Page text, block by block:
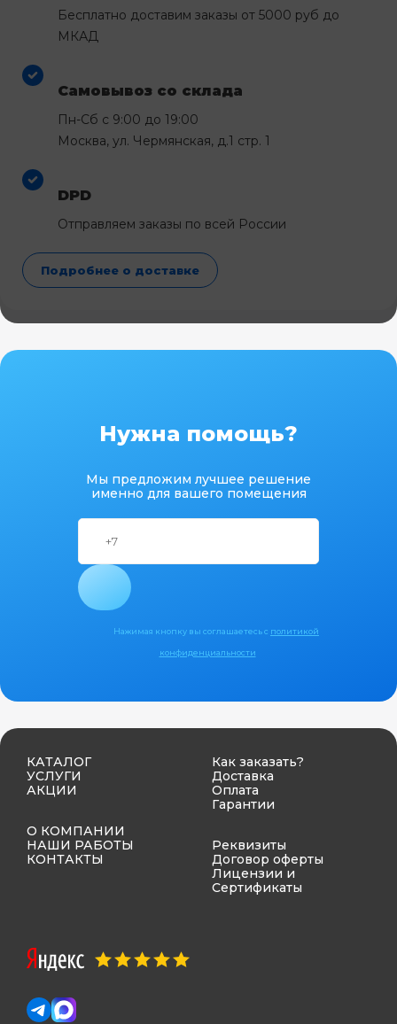
Бесплатно доставим заказы от 5000 руб до
МКАД
Самовывоз со склада
Пн-Сб с 9:00 до 19:00
Москва, ул. Чермянская, д.1 стр. 1
DPD
Отправляем заказы по всей России
Подробнее о доставке
Нужна помощь?
Мы предложим лучшее решение
именно для вашего помещения
Нажимая кнопку вы соглашаетесь с политикой
конфиденциальности
КАТАЛОГ
УСЛУГИ
АКЦИИ
О КОМПАНИИ
НАШИ РАБОТЫ
КОНТАКТЫ
Как заказать?
Доставка
Оплата
Гарантии
Реквизиты
Договор оферты
Лицензии и
Сертификаты